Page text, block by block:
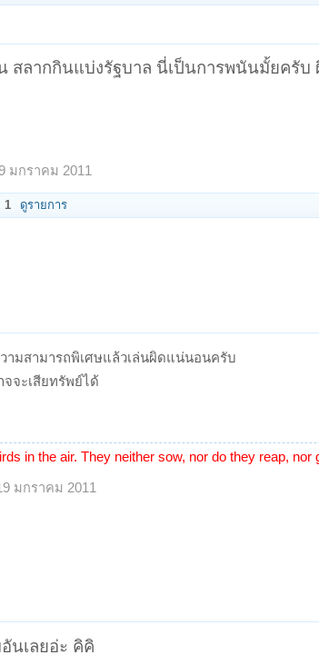
สลากกินแบ่งรัฐบาล นี่เป็นการพนันมั้ยครับ
มกราคม 2011
1 ดูรายการ
ามสามารถพิเศษแล้วเล่นผิดแน่นอนครับ
จะเสียทรัพย์ได้
in the air. They neither sow, nor do they reap,
มกราคม 2011
นเลยอ่ะ คิคิ